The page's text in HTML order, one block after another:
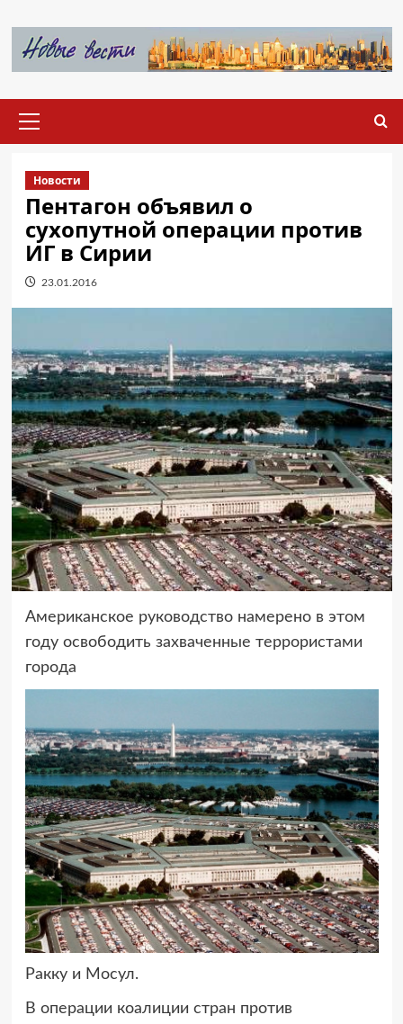
содержимому
меню
Новости
Пентагон объявил о
сухопутной операции против
ИГ в Сирии
23.01.2016
Американское руководство намерено в этом
году освободить захваченные террористами
города
Ракку и Мосул.
В операции коалиции стран против